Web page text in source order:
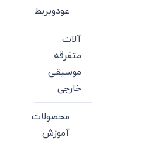
عودوبربط
آلات
متفرقه
موسیقی
خارجی
محصولات
آموزش